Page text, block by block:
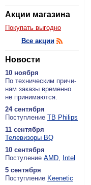
Акции магазина
Покупать выгодно
Все акции
Новости
10 ноября
По тех­ни­че­ским при­чи­
нам за­ка­зы вре­мен­но
не при­ни­ма­ют­ся.
24 сентября
По­ступ­ле­ние ТВ Philips
11 сентября
Теле­ви­зо­ры BQ
10 сентября
По­сту­ле­ние AMD, Intel
5 сентября
По­ступ­ле­ние Keenetic